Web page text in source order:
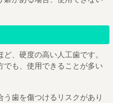
、硬度の高い人工歯です。
も、使用できることが多い
歯を傷つけるリスクがあり